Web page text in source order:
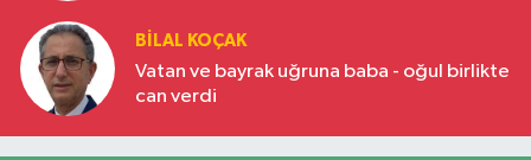
BILAL KOÇAK
Vatan ve bayrak uğruna baba - oğul birlikte
can verdi